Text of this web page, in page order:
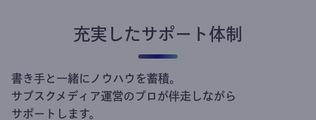
充実したサポート体制
書き手と一緒にノウハウを蓄積。
サブスクメディア運営のプロが伴走しながら
サポートします。